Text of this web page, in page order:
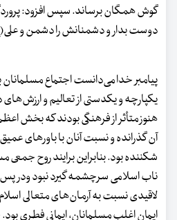
گوش همگان برساند. سپس افزود:
دوست بدار و دشمنانش را دشمن و
پیامبر خدا می‌دانست اجتماع
یکپارچه و یکدستی از تعالیم و ارزش‌های
هنوز متأثر از فرهنگی بودند که بخش
آن گذرانده و نسبت آنان با باورهای
شکننده بود. بنابراین برایند روح جمعی
ناب اسلامی سرچشمه گیرد نبود ودر
لاقیدی نسبت به آرمان‌های متعالی
ایمان اغلب مسلمانان، ایمانی فطری